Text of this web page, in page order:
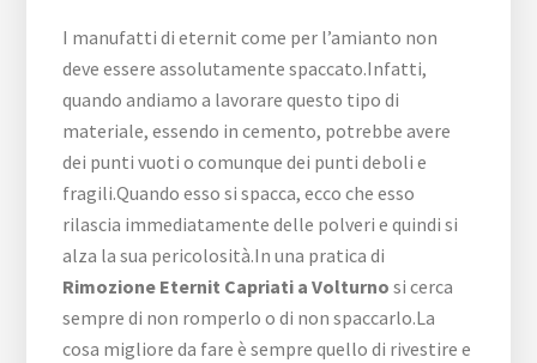
I manufatti di eternit come per l’amianto non
deve essere assolutamente spaccato.Infatti,
quando andiamo a lavorare questo tipo di
materiale, essendo in cemento, potrebbe avere
dei punti vuoti o comunque dei punti deboli e
fragili.Quando esso si spacca, ecco che esso
rilascia immediatamente delle polveri e quindi si
alza la sua pericolosità.In una pratica di
Rimozione Eternit Capriati a Volturno si cerca
sempre di non romperlo o di non spaccarlo.La
cosa migliore da fare è sempre quello di rivestire e